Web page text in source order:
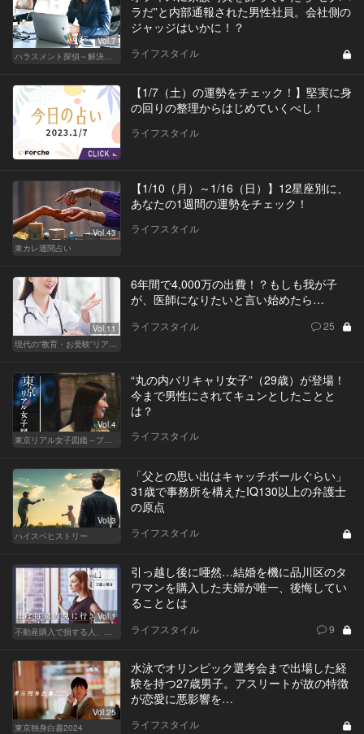
Vol.7
ラだ”と内部通報された男性社員。会社側の
ジャッジはいかに！？
ライフスタイル
【1/7（土）の運勢をチェック！】堅実に身
の回りの整理からはじめていくべし！
ライフスタイル
Vol.43
東カレ週間占い
【1/10（月）～1/16（日）】12星座別に、
あなたの1週間の運勢をチェック！
ライフスタイル
Vol.11
6年間で4,000万の出費！？もしも我が子
が、医師になりたいと言い始めたら…
ライフスタイル 25
Vol.4
“丸の内バリキャリ女子”（29歳）が登場！
今まで男性にされてキュンとしたことと
は？
ライフスタイル
Vol.3
ハイスペヒストリー
「父との思い出はキャッチボールぐらい」
31歳で事務所を構えたIQ130以上の弁護士
の原点
ライフスタイル
Vol.1
引っ越し後に唖然…結婚を機に品川区のタ
ワマンを購入した夫婦が唯一、後悔してい
ることとは
ライフスタイル 9
Vol.25
東京独身白書2024
水泳でオリンピック選考会まで出場した経
験を持つ27歳男子。アスリートが故の特徴
が恋愛に悪影響を…
ライフスタイル